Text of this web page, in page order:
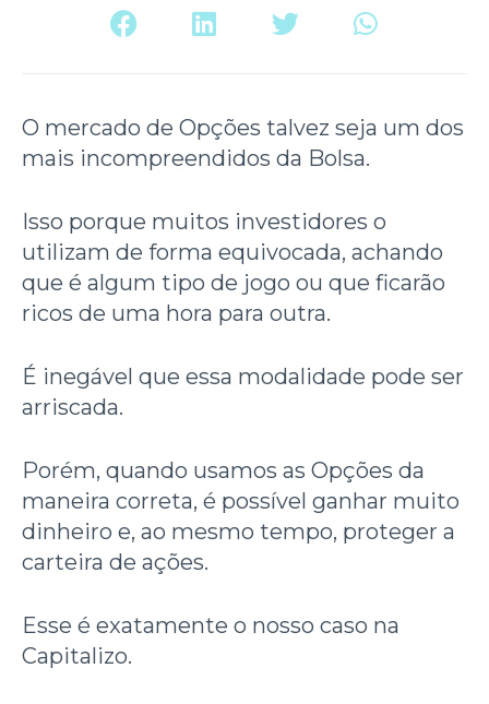
O mercado de Opções talvez seja um dos
mais incompreendidos da Bolsa.
Isso porque muitos investidores o
utilizam de forma equivocada, achando
que é algum tipo de jogo ou que ficarão
ricos de uma hora para outra.
É inegável que essa modalidade pode ser
arriscada.
Porém, quando usamos as Opções da
maneira correta, é possível ganhar muito
dinheiro e, ao mesmo tempo, proteger a
carteira de ações.
Esse é exatamente o nosso caso na
Capitalizo.